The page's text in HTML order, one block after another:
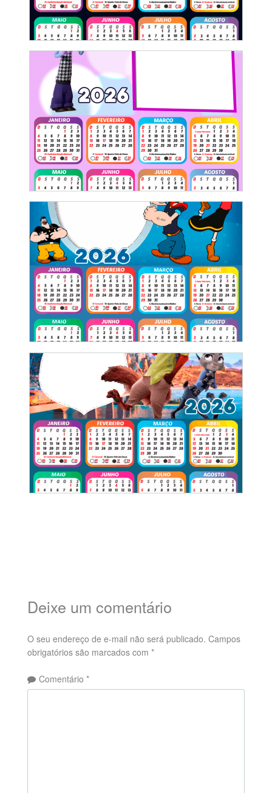
Deixe um comentário
O seu endereço de e-mail não será publicado. Campos
obrigatórios são marcados com *
Comentário *